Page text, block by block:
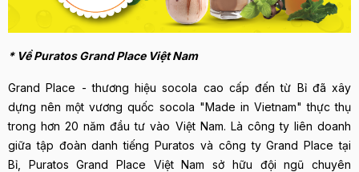
* Về Puratos Grand Place Việt Nam
Grand Place - thương hiệu socola cao cấp đến từ Bỉ đã xây
dựng nên một vương quốc socola "Made in Vietnam" thực thụ
trong hơn 20 năm đầu tư vào Việt Nam. Là công ty liên doanh
giữa tập đoàn danh tiếng Puratos và công ty Grand Place tại
Bỉ, Puratos Grand Place Việt Nam sở hữu đội ngũ chuyên